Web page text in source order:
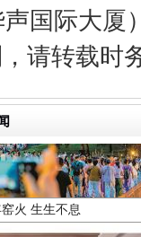
国际大厦
请转载时